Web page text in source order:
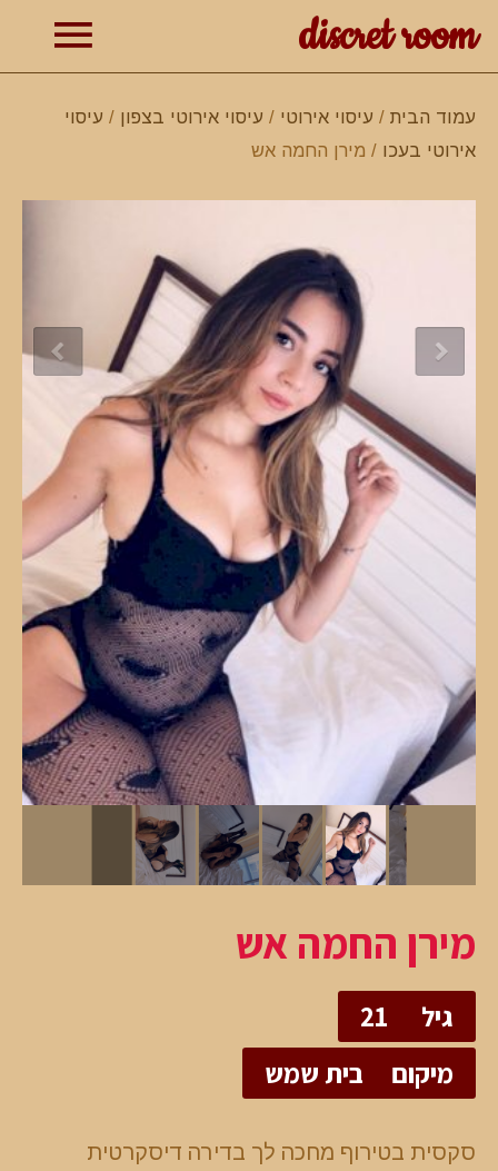
discret room
עמוד הבית / עיסוי אירוטי / עיסוי אירוטי בצפון / עיסוי
אירוטי בעכו / מירן החמה אש
מירן החמה אש
גיל
21
מיקום
בית שמש
סקסית בטירוף מחכה לך בדירה דיסקרטית